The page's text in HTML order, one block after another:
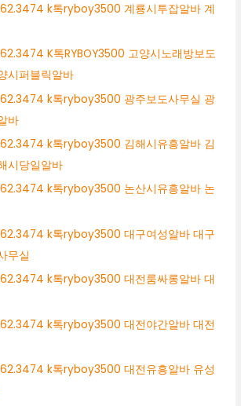
k톡ryboy3500 계룡시투잡알바 계
K톡RYBOY3500 고양시노래방보도
시퍼블릭알바
k톡ryboy3500 광주보도사무실 광
바
k톡ryboy3500 김해시유흥알바 김
시당일알바
k톡ryboy3500 논산시유흥알바 논
k톡ryboy3500 대구여성알바 대구
무실
k톡ryboy3500 대전룸싸롱알바 대
k톡ryboy3500 대전야간알바 대전
k톡ryboy3500 대전유흥알바 유성